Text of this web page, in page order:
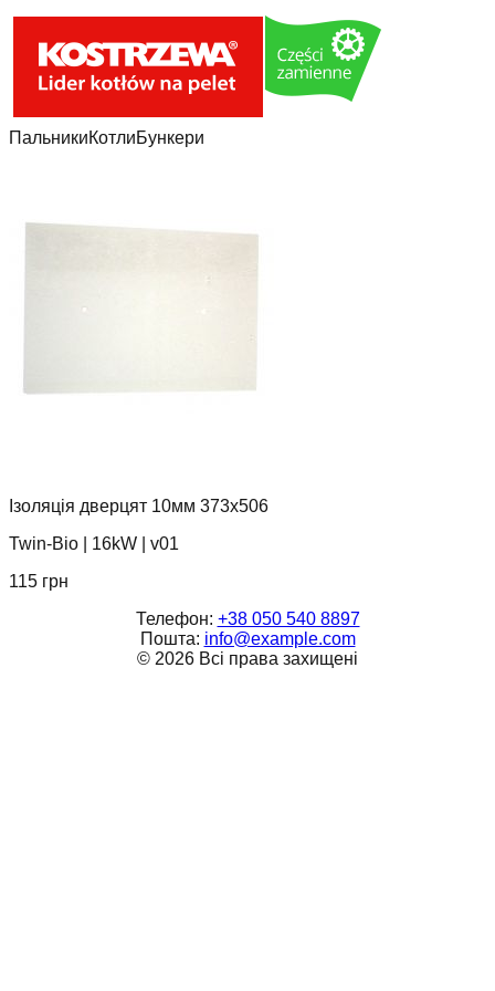
ПальникиКотлиБункери
Ізоляція дверцят 10мм 373х506
Twin-Bio
16kW
v01
115 грн
Телефон: +38 050 540 8897
Пошта: info@example.com
© 2026 Всі права захищені